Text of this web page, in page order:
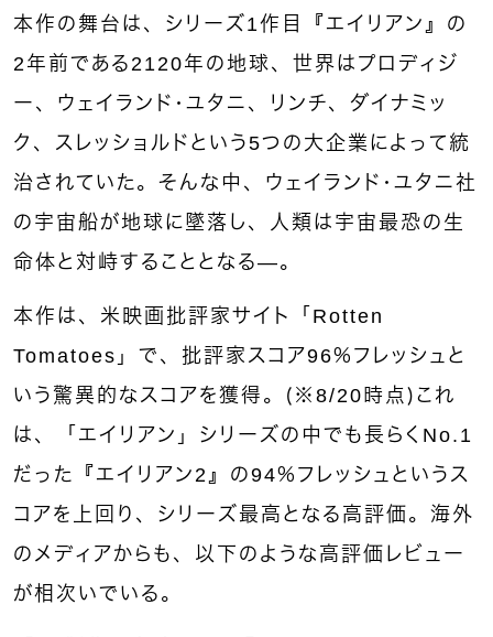
本作の舞台は、シリーズ1作目『エイリアン』の
2年前である2120年の地球、世界はプロディジ
ー、ウェイランド・ユタニ、リンチ、ダイナミッ
ク、スレッショルドという5つの大企業によって統
治されていた。そんな中、ウェイランド・ユタニ社
の宇宙船が地球に墜落し、人類は宇宙最恐の生
命体と対峙することとなる—。
本作は、米映画批評家サイト「Rotten
Tomatoes」で、批評家スコア96％フレッシュと
いう驚異的なスコアを獲得。（※8/20時点）これ
は、「エイリアン」シリーズの中でも長らくNo.1
だった『エイリアン2』の94％フレッシュというス
コアを上回り、シリーズ最高となる高評価。海外
のメディアからも、以下のような高評価レビュー
が相次いでいる。